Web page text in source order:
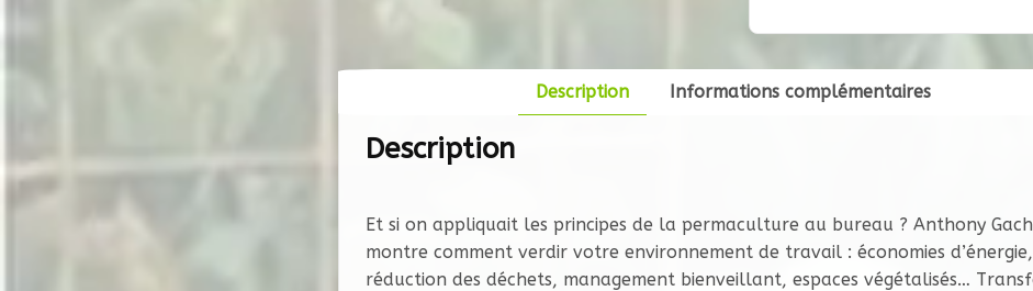
s’Inspirer
la
Description Informations complémentaires
Description
Et si on appliquait les principes de la permaculture au bureau ? Anthony
montre comment verdir votre environnement de travail : économies d’énergie,
réduction des déchets, management bienveillant, espaces végétalisés…